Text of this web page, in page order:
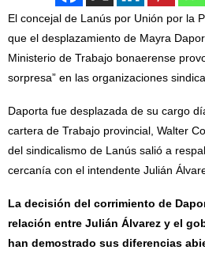
El concejal de Lanús por Unión por la
que el desplazamiento de Mayra
Ministerio de Trabajo bonaerense
sorpresa” en las organizaciones
Daporta fue desplazada de su cargo
cartera de Trabajo provincial, Walter
del sindicalismo de Lanús salió a
cercanía con el intendente Julián
La decisión del corrimiento de
relación entre Julián Álvarez y el
han demostrado sus diferencias